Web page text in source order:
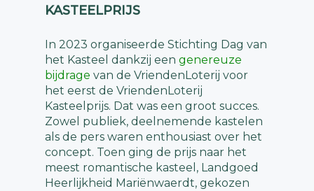
KASTEELPRIJS
In 2023 organiseerde Stichting Dag van
het Kasteel dankzij eengenereuze
bijdrage van de VriendenLoterij voor
het eerst de VriendenLoterij
Kasteelprijs. Dat was een groot succes.
Zowel publiek, deelnemende kastelen
als de pers waren enthousiast over het
concept. Toen ging de prijs naar het
meest romantische kasteel, Landgoed
Heerlijkheid Mariënwaerdt, gekozen